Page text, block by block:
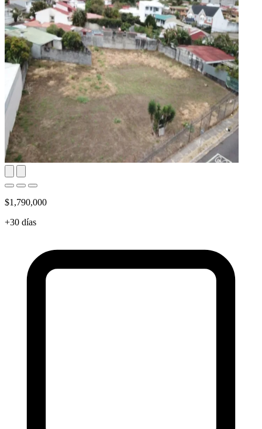
$1,790,000
+30 días